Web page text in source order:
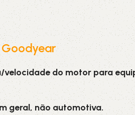
do motor para
geral, não automotiva.